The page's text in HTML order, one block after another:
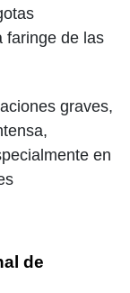
faringe de las
graves,
en
de